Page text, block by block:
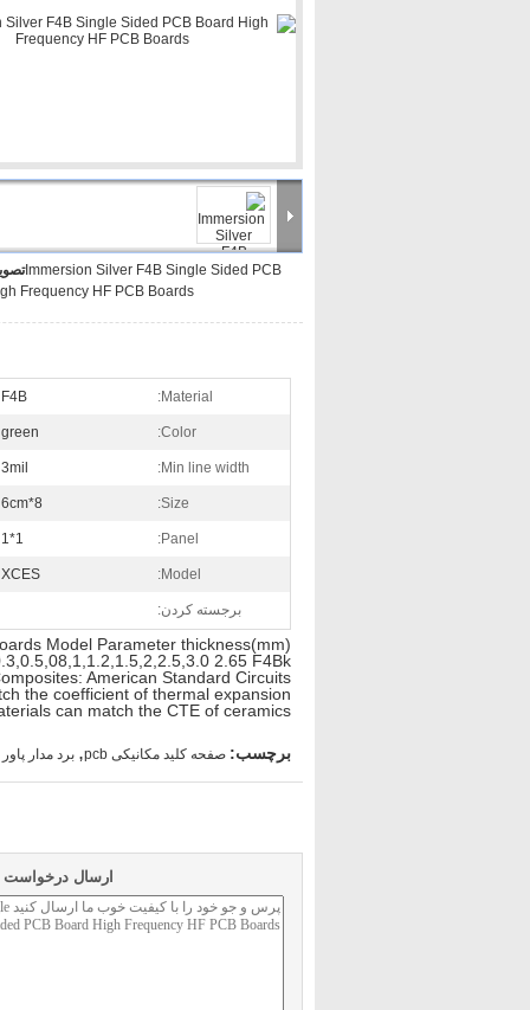
Immersion Silver F4B Single Sided PCB
Frequency HF PCB Boards
Material:
F4B
Color:
green
Min line width:
3mil
Size:
8*6cm
Panel:
1*1
Model:
XCES
برجسته کردن:
Model Parameter thickness(mm)
2.65 F4Bk
American Standard Circuits
the coefficient of thermal expansion
can match the CTE of ceramics,
برچسب: صفحه کلید مکانیکی pcb , برد مدار
ارسال درخواست